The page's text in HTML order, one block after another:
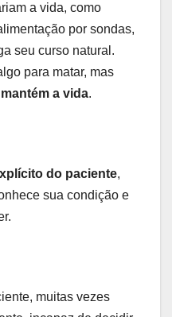
a vida, como
por sondas,
seu curso natural.
para matar, mas
a vida.
do paciente,
sua condição e
muitas vezes